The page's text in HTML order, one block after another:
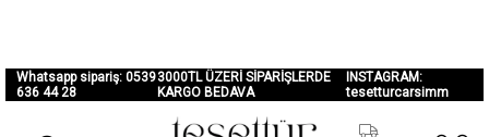
Whatsapp sipariş: 0539
636 44 28
3000TL ÜZERİ SİPARİŞLERDE
KARGO BEDAVA
INSTAGRAM:
tesetturcarsimm